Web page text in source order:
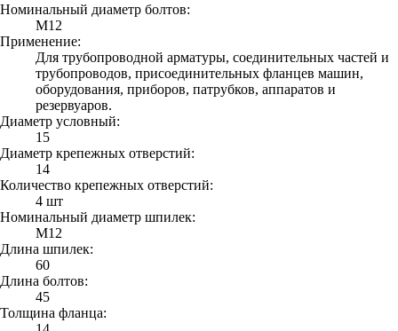
Номинальный диаметр болтов:
М12
Применение:
Для трубопроводной арматуры, соединительных частей и
трубопроводов, присоединительных фланцев машин,
оборудования, приборов, патрубков, аппаратов и
резервуаров.
Диаметр условный:
15
Диаметр крепежных отверстий:
14
Количество крепежных отверстий:
4 шт
Номинальный диаметр шпилек:
М12
Длина шпилек:
60
Длина болтов:
45
Толщина фланца: